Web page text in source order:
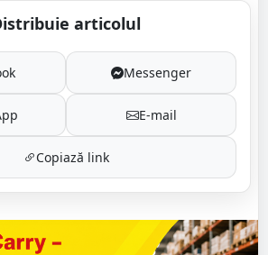
articolul
Messenger
E-mail
Copiază link